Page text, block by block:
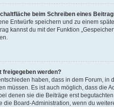
beim Schreiben eines
Entwürfe speichern und zu einem
kannst du mit der Funktion
freigegeben werden?
haben, dass in dem Forum, in
müssen. Es ist auch möglich, dass die
denen sie die Beiträge erst
die Board-Administration, wenn du